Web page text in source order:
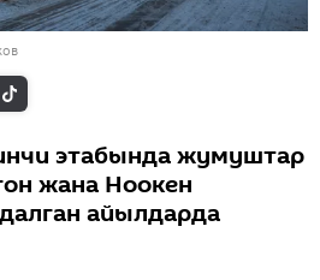
этабында жумуштар
жана Ноокен
айылдарда